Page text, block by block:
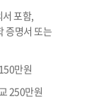
포함,
증명서 또는
만원
250만원